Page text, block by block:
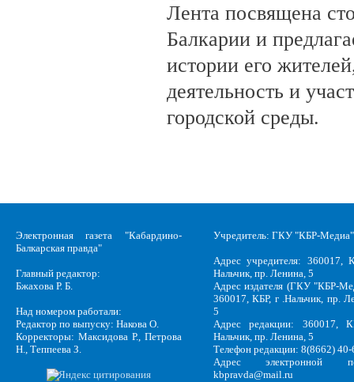
Лента посвящена
Балкарии и
истории его
деятельность и
городской среды.
Электронная газета "Кабардино-
Балкарская правда"
Главный редактор:
Бжахова Р. Б.
Над номером работали:
Редактор по выпуску: Накова О.
Корректоры: Максидова Р., Петрова
Н., Теппеева З.
Учредитель: ГКУ "КБР-Медиа"
Адрес учредителя: 360017,
Нальчик, пр. Ленина, 5
Адрес издателя (ГКУ "КБР-
360017, КБР, г .Нальчик, пр.
5
Адрес редакции: 360017,
Нальчик, пр. Ленина, 5
Телефон редакции: 8(8662)
Адрес электронной
kbpravda@mail.ru